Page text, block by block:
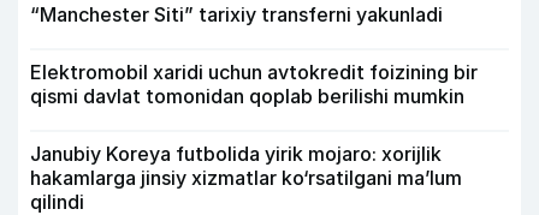
“Manchester Siti” tarixiy transferni yakunladi
Elektromobil xaridi uchun avtokredit foizining bir
qismi davlat tomonidan qoplab berilishi mumkin
Janubiy Koreya futbolida yirik mojaro: xorijlik
hakamlarga jinsiy xizmatlar ko‘rsatilgani ma’lum
qilindi